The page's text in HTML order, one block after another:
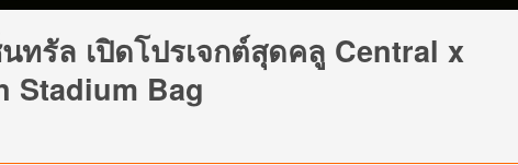
ทรัล เปิดโปรเจกต์สุดคลู Central x
Stadium Bag